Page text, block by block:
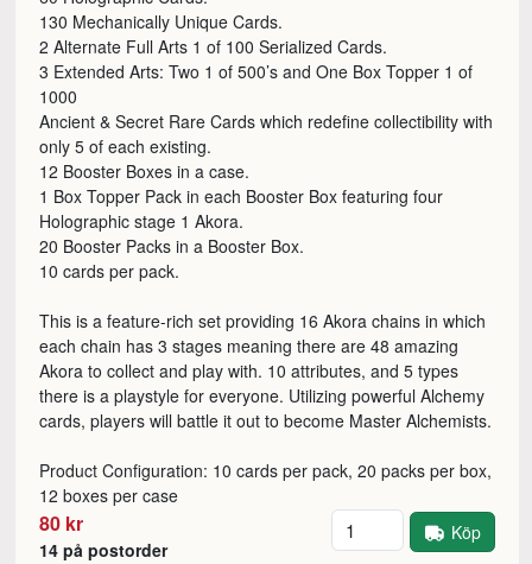
130 Mechanically Unique Cards.
2 Alternate Full Arts 1 of 100 Serialized Cards.
3 Extended Arts: Two 1 of 500’s and One Box Topper 1 of
1000
Ancient & Secret Rare Cards which redefine collectibility with
only 5 of each existing.
12 Booster Boxes in a case.
1 Box Topper Pack in each Booster Box featuring four
Holographic stage 1 Akora.
20 Booster Packs in a Booster Box.
10 cards per pack.
This is a feature-rich set providing 16 Akora chains in which
each chain has 3 stages meaning there are 48 amazing
Akora to collect and play with. 10 attributes, and 5 types
there is a playstyle for everyone. Utilizing powerful Alchemy
cards, players will battle it out to become Master Alchemists.
Product Configuration: 10 cards per pack, 20 packs per box,
12 boxes per case
80 kr
14 på postorder
Antal Köp